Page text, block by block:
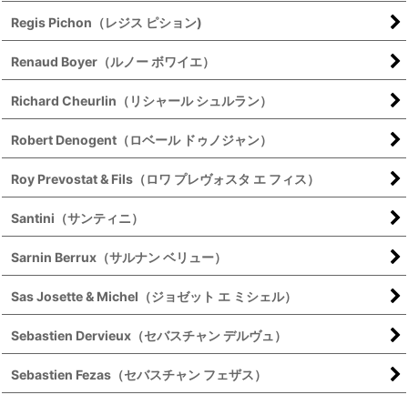
Regis Pichon（レジス ピション)
Renaud Boyer（ルノー ボワイエ）
Richard Cheurlin（リシャール シュルラン）
Robert Denogent（ロベール ドゥノジャン）
Roy Prevostat & Fils（ロワ プレヴォスタ エ フィス）
Santini（サンティニ）
Sarnin Berrux（サルナン ベリュー）
Sas Josette & Michel（ジョゼット エ ミシェル）
Sebastien Dervieux（セバスチャン デルヴュ）
Sebastien Fezas（セバスチャン フェザス）